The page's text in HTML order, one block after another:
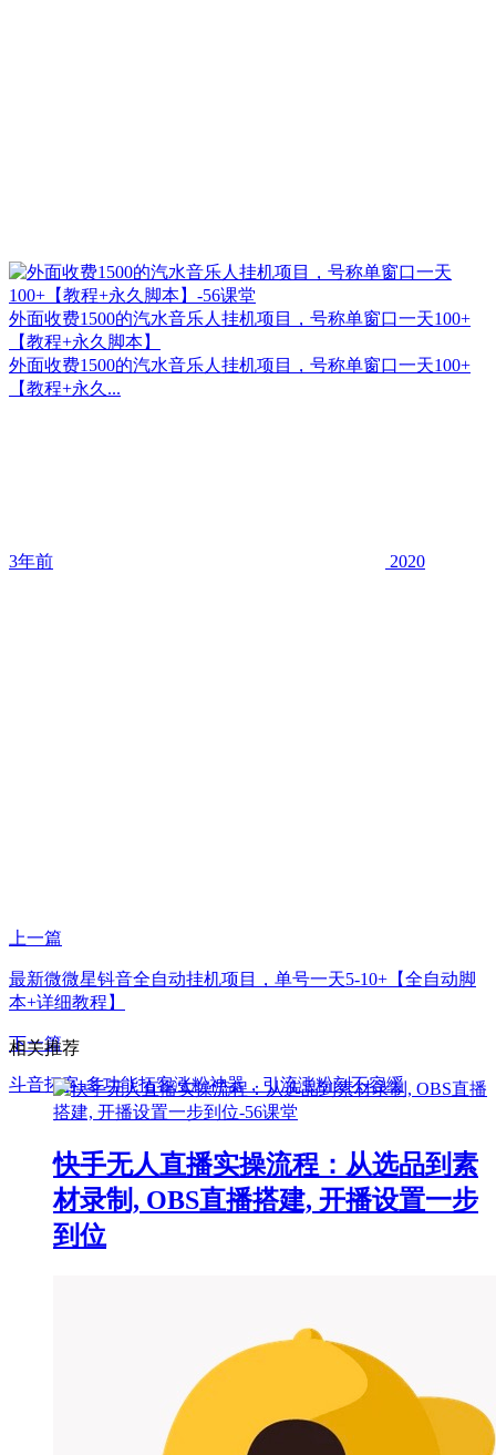
外面收费1500的汽水音乐人挂机项目，号称单窗口一天100+
【教程+永久脚本】
外面收费1500的汽水音乐人挂机项目，号称单窗口一天100+
【教程+永久...
3年前 2020
上一篇
最新微微星钭音全自动挂机项目，单号一天5-10+【全自动脚
本+详细教程】
下一篇
斗音拓客-多功能拓客涨粉神器，引流涨粉刻不容缓
相关推荐
快手无人直播实操流程：从选品到素
材录制, OBS直播搭建, 开播设置一步
到位